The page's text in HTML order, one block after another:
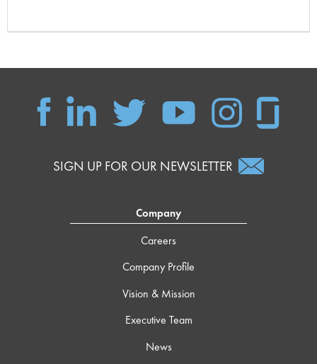
SIGN UP FOR OUR NEWSLETTER
Company
Careers
Company Profile
Vision & Mission
Executive Team
News